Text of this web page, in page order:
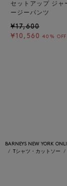
セットアップ ジャ
ージーパンツ
¥17,600
¥10,560 40% OFF
BARNEYS NEW YORK
Tシャツ・カットソー